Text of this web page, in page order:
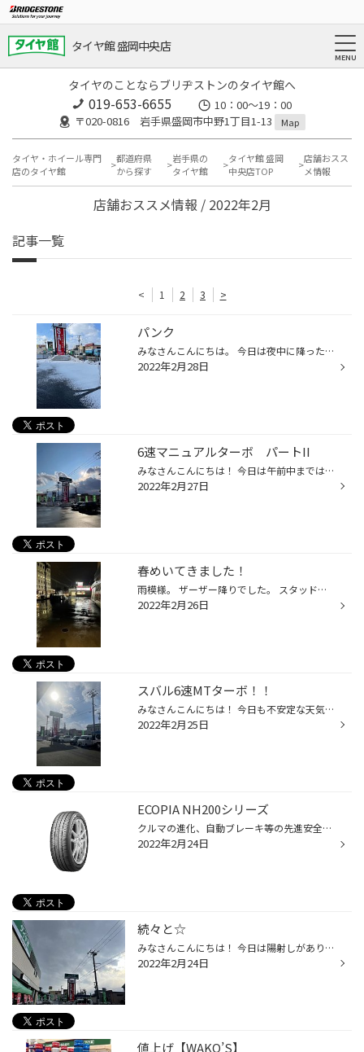
タイヤ館 盛岡中央店
タイヤのことならブリヂストンのタイヤ館へ
019-653-6655
10：00～19：00
〒020-0816 岩手県盛岡市中野1丁目1-13
Map
タイヤ・ホイール専門
店のタイヤ館
都道府県
から探す
岩手県の
タイヤ館
タイヤ館 盛岡
中央店TOP
店舗おスス
メ情報
店舗おススメ情報 / 2022年2月
記事一覧
< 1 2 3 >
パンク
みなさんこんにちは。 今日は夜中に降った雪が朝まで残っていました が日中の気温上昇ですぐとけました！ 快晴！！ クルマを運転しているとあっついくらいの天気でした(@_@) もう春なのかな？(笑) 本日ご紹介するのはHE22Sラパンのパンクです。 可愛くて洒落てますね(*^^*) パンクしたタイヤはこち...
2022年2月28日
6速マニュアルターボ パートII
みなさんこんにちは！ 今日は午前中まではすごく雨が降っていましたが午後から 晴れ間が出てきてアスファルトも乾いてきました！ 本日ご紹介するのはGRBインプレッサSTIの車高調整アライメント作業です！ 今回は車高下げです。 まだ2月なんですがセカンドカーがあるのでもう車高を下げるそうです(・...
2022年2月27日
春めいてきました！
雨模様。 ザーザー降りでした。 スタッドレスタイヤ 実は 雨道はあまり得意ではありません。 Q.スタッドレスタイヤは夏でも使えるの？ A.スタッドレスタイヤは、凍結路や積雪路以外での性能も考慮して設計しているので夏場の走行も可能ですが、夏場には夏用タイヤの使用をお奨めします。 スタッドレ...
2022年2月26日
スバル6速MTターボ！！
みなさんこんにちは！ 今日も不安定な天気でしたねー。 途中、天気雪も降った時もありました(´ｰ｀) 本日ご紹介するのはスバルBL系レガシィの スロットルコントローラー取付です。 タイトルにもあるようにこのおクルマ、6速マニュアルターボです☆ 走りの5速ならぬ6速です！ カッコいいですねーー( ´ ...
2022年2月25日
ECOPIA NH200シリーズ
クルマの進化、自動ブレーキ等の先進安全技術の搭載や 性能向上に伴い、 新車装着タイヤの性能も向上しています。 新車装着タイヤと同じく、クルマの性能を引き出すために、 低燃費性、安全性が進化した新しいエコピアが誕生しました。 ■ 転がり抵抗が低減し、環境負荷低減、より経済的に ■ 雨の日...
2022年2月24日
続々と☆
みなさんこんにちは！ 今日は陽射しがありましたが風もあってか寒かったですね( ´Д`) V すごいところにツララが‼︎ 寒いってことですねー(´ｰ｀) 鼻水みたい(笑) 今日は夏タイヤが続々入荷してきましたー！ もうすぐ春ですねぇ〜 おっ！ 良いSUVタイヤ発見（╹◡╹） これからどんどん夏タイヤが入荷して...
2022年2月24日
値上げ【WAKO’S】